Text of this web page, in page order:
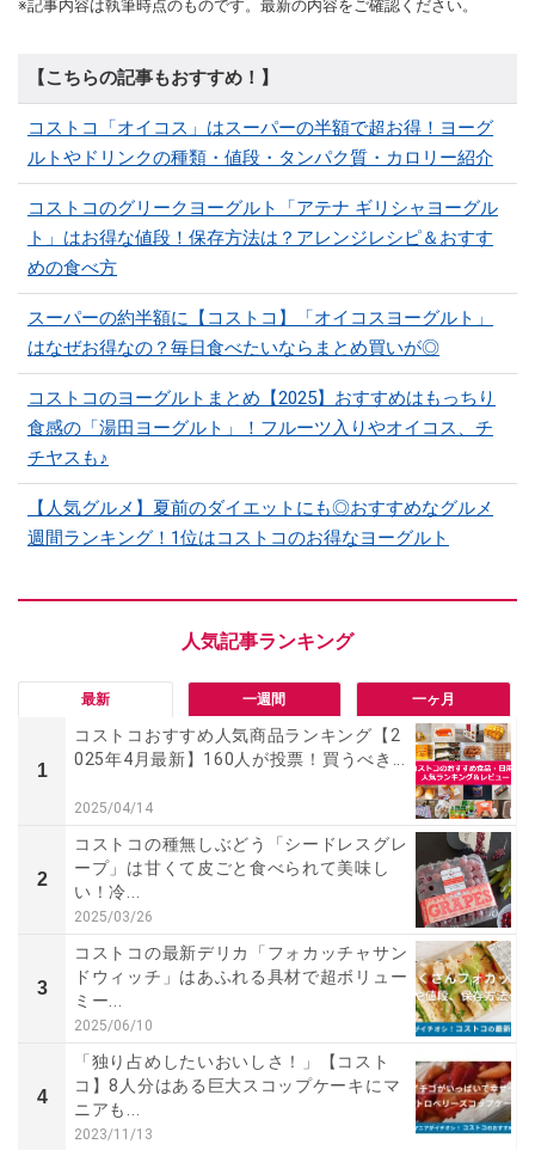
※記事内容は執筆時点のものです。最新の内容をご確認ください。
【こちらの記事もおすすめ！】
コストコ「オイコス」はスーパーの半額で超お得！ヨーグ
ルトやドリンクの種類・値段・タンパク質・カロリー紹介
コストコのグリークヨーグルト「アテナ ギリシャヨーグル
ト」はお得な値段！保存方法は？アレンジレシピ＆おすす
めの食べ方
スーパーの約半額に【コストコ】「オイコスヨーグルト」
はなぜお得なの？毎日食べたいならまとめ買いが◎
コストコのヨーグルトまとめ【2025】おすすめはもっちり
食感の「湯田ヨーグルト」！フルーツ入りやオイコス、チ
チヤスも♪
【人気グルメ】夏前のダイエットにも◎おすすめなグルメ
週間ランキング！1位はコストコのお得なヨーグルト
最新 一週間 一ヶ月
1
コストコおすすめ人気商品ランキング【2
025年4月最新】160人が投票！買うべき...
2025/04/14
2
コストコの種無しぶどう「シードレスグレ
ープ」は甘くて皮ごと食べられて美味し
い！冷...
2025/03/26
3
コストコの最新デリカ「フォカッチャサン
ドウィッチ」はあふれる具材で超ボリュー
ミー...
2025/06/10
4
「独り占めしたいおいしさ！」【コスト
コ】8人分はある巨大スコップケーキにマ
ニアも...
2023/11/13